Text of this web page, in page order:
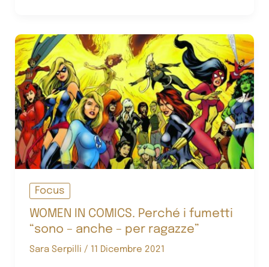
della
propria
persona
Focus
WOMEN IN COMICS. Perché i fumetti
“sono – anche – per ragazze”
Sara Serpilli / 11 Dicembre 2021